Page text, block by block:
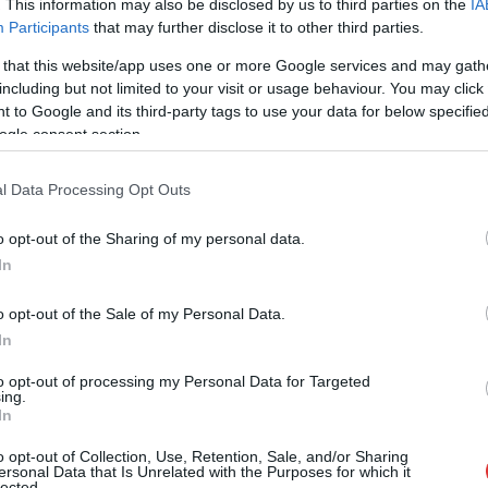
This information may also be disclosed by us to third parties on the
Participants that may further disclose it to other third parties.
that this website/app uses one or more Google services and may
but not limited to your visit or usage behaviour. You may
to Google and its third-party tags to use your data for below
consent section.
Data Processing Opt Outs
opt-out of the Sharing of my personal data.
opt-out of the Sale of my Personal Data.
opt-out of processing my Personal Data for Targeted
opt-out of Collection, Use, Retention, Sale, and/or Sharing
Data that Is Unrelated with the Purposes for which it
elfogadásának vádja alól február 14-én, azaz
felmentették a milliárdost, aki bűnösségét
végig tagadta.
TOVÁBB OLVASOM
, Szolnok,vesztegetés
Bige Lászlóra
Letöltendő börtönbüntetést kaphat Bige
László a vesztegetési ügyben, miután pár